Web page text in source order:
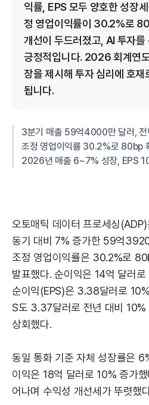
익률, EPS 모두 양호한 성장
정 영업이익률이 30.2%로
개선이 두드러졌고, AI 투자를
긍정적입니다. 2026 회계연
장을 제시해 투자 심리에 호
됩니다.
3분기 매출 59억4000만 달러, 전
조정 영업이익률 30.2%로 80bp
2026년 매출 6~7% 성장, EPS
오토매틱 데이터 프로세싱
동기 대비 7% 증가한 59억3920
조정 영업이익률은 30.2%로
발표했다. 순이익은 14억 달러
순이익(EPS)은 3.38달러로
S도 3.37달러로 전년 대비 10%
상회했다.
동일 통화 기준 자체 성장률은
이익은 18억 달러로 10% 증가
어나며 수익성 개선세가 뚜렷했